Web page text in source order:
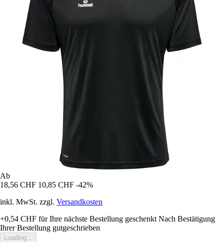
Ab
18,56 CHF 10,85 CHF -42%
inkl. MwSt. zzgl. Versandkosten
+0,54 CHF für Ihre nächste Bestellung geschenkt Nach Bestätigung
Ihrer Bestellung gutgeschrieben
Loading...